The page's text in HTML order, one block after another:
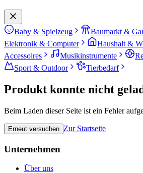
Baby & Spielzeug Baumarkt &
Elektronik & Computer
Haushalt &
Accessoires
Musikinstrumente
Sport & Outdoor
Tierbedarf
Produkt konnte nicht
Beim Laden dieser Seite ist ein Fehler
Erneut versuchen Zur Startseite
Unternehmen
Über uns